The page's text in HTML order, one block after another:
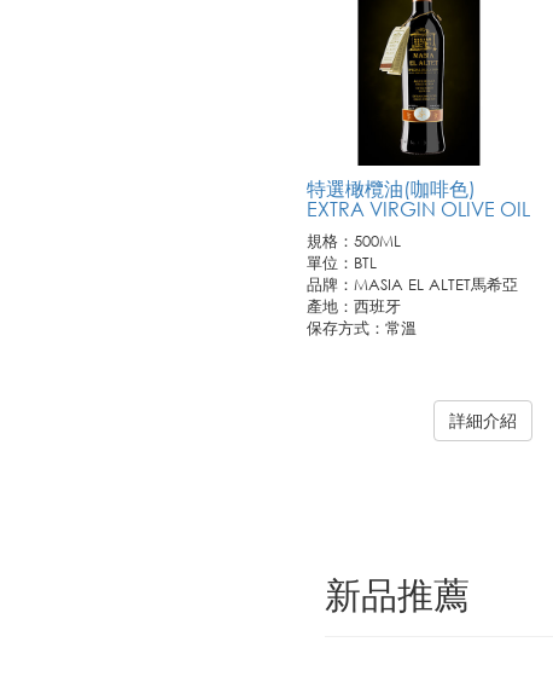
特選橄欖油(咖啡色)
EXTRA VIRGIN OLIVE OIL
規格：500ML
單位：BTL
品牌：MASIA EL ALTET馬希亞
產地：西班牙
保存方式：常溫
詳細介紹
新品推薦